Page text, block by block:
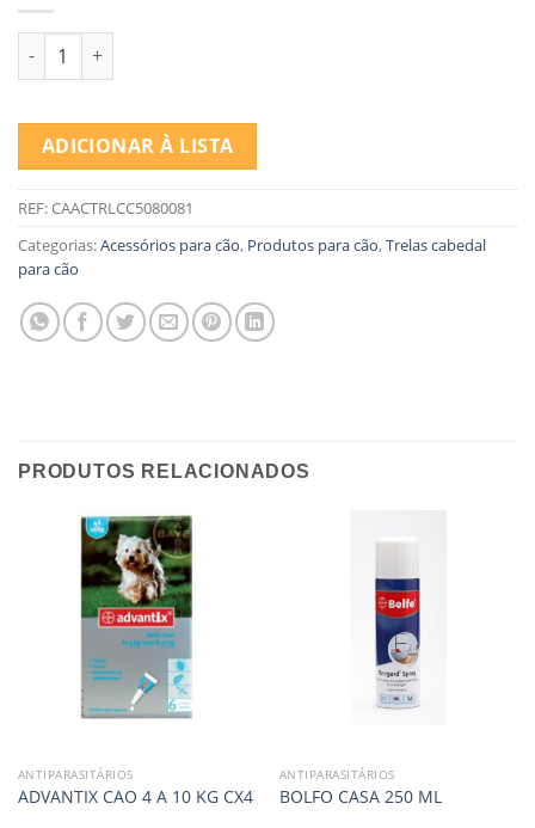
Quantidade de TRELA MYLORD ROXO 120*20 MM
ADICIONAR À LISTA
REF:CAACTRLCC5080081
Categorias:Acessórios para cão, Produtos para cão,Trelas cabedal
para cão
PRODUTOS RELACIONADOS
ANTIPARASITÁRIOS
ADVANTIX CAO 4 A 10 KG CX4
ANTIPARASITÁRIOS
BOLFO CASA 250 ML